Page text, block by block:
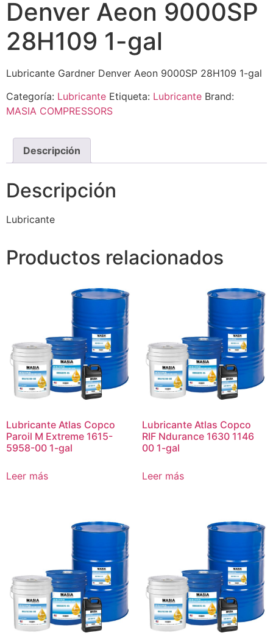
Denver Aeon 9000SP
28H109 1-gal
Lubricante Gardner Denver Aeon 9000SP 28H109 1-gal
Categoría: Lubricante Etiqueta: Lubricante Brand:
MASIA COMPRESSORS
Descripción
Descripción
Lubricante
Productos relacionados
Lubricante Atlas Copco
Paroil M Extreme 1615-
5958-00 1-gal
Leer más
Lubricante Atlas Copco
RIF Ndurance 1630 1146
00 1-gal
Leer más